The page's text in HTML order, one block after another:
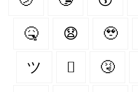
🤒 😧 🥹
ツ 🫩 🤧